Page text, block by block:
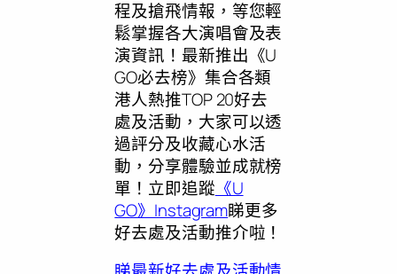
程及搶飛情報，等您輕
鬆掌握各大演唱會及表
演資訊！最新推出《U
GO必去榜》集合各類
港人熱推TOP 20好去
處及活動，大家可以透
過評分及收藏心水活
動，分享體驗並成就榜
單！立即追蹤 《U
GO》Instagram睇更多
好去處及活動推介啦！